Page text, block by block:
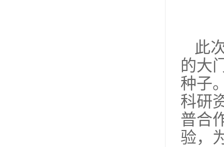
此
的大
种子
科研
普合
验，